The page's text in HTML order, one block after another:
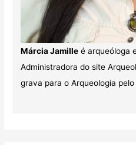
Márcia Jamilleé arqueóloga
Administradora do site
grava para o Arqueologia